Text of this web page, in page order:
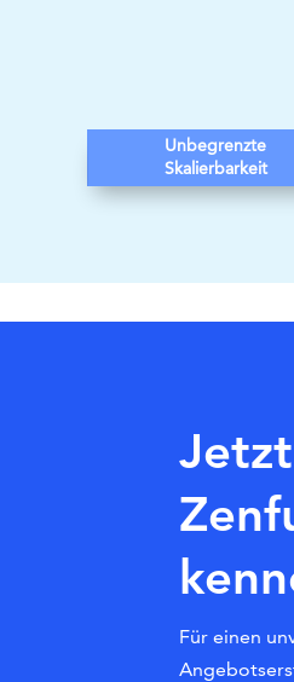
Unbegrenzte
Skalierbarkeit
Für einen